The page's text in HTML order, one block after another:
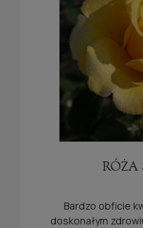
Bardzo obficie
doskonałym